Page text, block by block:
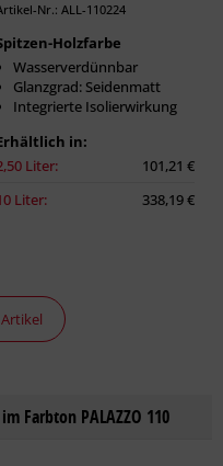
Nr.: ALL-110224
Holzfarbe
Wasserverdünnbar
Glanzgrad: Seidenmatt
Integrierte Isolierwirkung
in:
Liter:
101,21 €
Liter:
338,19 €
im Farbton PALAZZO 110